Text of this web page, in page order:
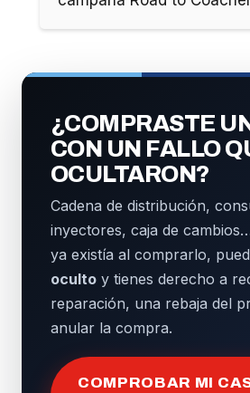
¿COMPRASTE
CON UN FALLO
OCULTARON?
Cadena de distribución,
inyectores, caja de
ya existía al comprarlo,
oculto y tienes derecho a
reparación, una rebaja del
anular la compra.
COMPROBAR MI